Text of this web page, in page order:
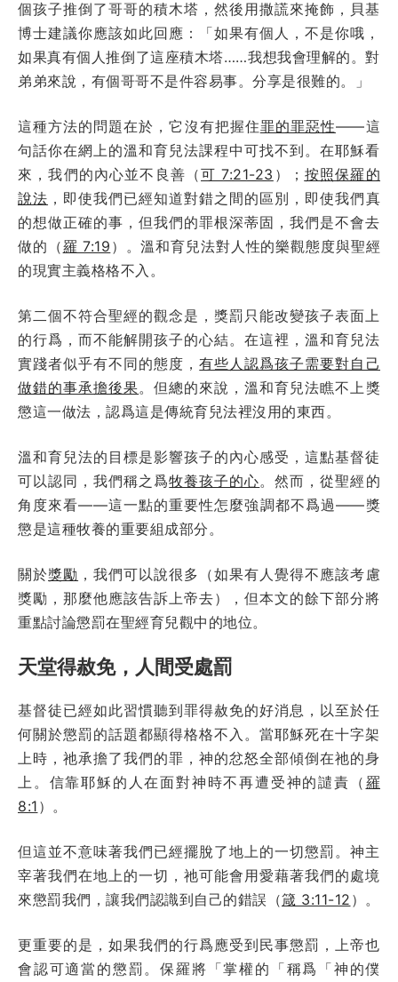
個孩子推倒了哥哥的積木塔，然後用撒謊來掩飾，貝基
博士建議你應該如此回應：「如果有個人，不是你哦，
如果真有個人推倒了這座積木塔……我想我會理解的。對
弟弟來說，有個哥哥不是件容易事。分享是很難的。」
這種方法的問題在於，它沒有把握住罪的罪惡性——這
句話你在網上的溫和育兒法課程中可找不到。在耶穌看
來，我們的內心並不良善（可 7:21-23 ）； 按照保羅的
說法 ，即使我們已經知道對錯之間的區別，即使我們真
的想做正確的事，但我們的罪根深蒂固，我們是不會去
做的（羅 7:19 ）。溫和育兒法對人性的樂觀態度與聖經
的現實主義格格不入。
第二個不符合聖經的觀念是，獎罰只能改變孩子表面上
的行爲，而不能解開孩子的心結。在這裡，溫和育兒法
實踐者似乎有不同的態度，有些人認爲孩子需要對自己
做錯的事承擔後果。但總的來說，溫和育兒法瞧不上獎
懲這一做法，認爲這是傳統育兒法裡沒用的東西。
溫和育兒法的目標是影響孩子的內心感受，這點基督徒
可以認同，我們稱之爲牧養孩子的心。然而，從聖經的
角度來看——這一點的重要性怎麼強調都不爲過——獎
懲是這種牧養的重要組成部分。
關於獎勵 ，我們可以說很多（如果有人覺得不應該考慮
獎勵，那麼他應該告訴上帝去），但本文的餘下部分將
重點討論懲罰在聖經育兒觀中的地位。
天堂得赦免，人間受處罰
基督徒已經如此習慣聽到罪得赦免的好消息，以至於任
何關於懲罰的話題都顯得格格不入。當耶穌死在十字架
上時，祂承擔了我們的罪，神的忿怒全部傾倒在祂的身
上。信靠耶穌的人在面對神時不再遭受神的譴責（ 羅
8:1 ）。
但這並不意味著我們已經擺脫了地上的一切懲罰。神主
宰著我們在地上的一切，祂可能會用愛藉著我們的處境
來懲罰我們，讓我們認識到自己的錯誤（箴 3:11-12 ）。
更重要的是，如果我們的行爲應受到民事懲罰，上帝也
會認可適當的懲罰。保羅將「掌權的「稱爲「神的僕